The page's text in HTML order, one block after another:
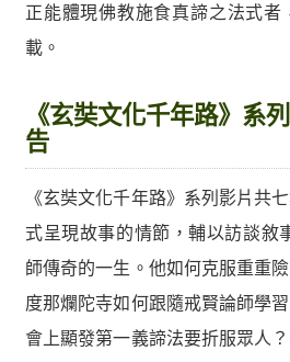
正能體現佛教施食真諦之法式者
載。
《玄奘文化千年路》系
告
《玄奘文化千年路》系列影片共
式呈現故事的情節，輔以訪談敘
師傳奇的一生。他如何克服重重
度那爛陀寺如何跟隨戒賢論師學
會上顯發第一義諦法要折服眾人